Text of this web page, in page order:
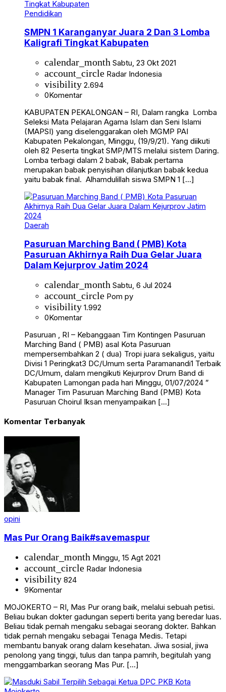
Pendidikan
SMPN 1 Karanganyar Juara 2 Dan 3 Lomba
Kaligrafi Tingkat Kabupaten
calendar_month Sabtu, 23 Okt 2021
account_circle Radar Indonesia
visibility 2.694
0Komentar
KABUPATEN PEKALONGAN – RI, Dalam rangka Lomba
Seleksi Mata Pelajaran Agama Islam dan Seni Islami
(MAPSI) yang diselenggarakan oleh MGMP PAI
Kabupaten Pekalongan, Minggu, (19/9/21). Yang diikuti
oleh 82 Peserta tingkat SMP/MTS melalui sistem Daring.
Lomba terbagi dalam 2 babak, Babak pertama
merupakan babak penyisihan dilanjutkan babak kedua
yaitu babak final. Alhamdulillah siswa SMPN 1 […]
Daerah
Pasuruan Marching Band ( PMB) Kota
Pasuruan Akhirnya Raih Dua Gelar Juara
Dalam Kejurprov Jatim 2024
calendar_month Sabtu, 6 Jul 2024
account_circle Pom py
visibility 1.992
0Komentar
Pasuruan , RI – Kebanggaan Tim Kontingen Pasuruan
Marching Band ( PMB) asal Kota Pasuruan
mempersembahkan 2 ( dua) Tropi juara sekaligus, yaitu
Divisi 1 Peringkat3 DC/Umum serta Paramanandi1 Terbaik
DC/Umum, dalam mengikuti Kejurprov Drum Band di
Kabupaten Lamongan pada hari Minggu, 01/07/2024 ”
Manager Tim Pasuruan Marching Band (PMB) Kota
Pasuruan Choirul Iksan menyampaikan […]
Komentar Terbanyak
opini
Mas Pur Orang Baik#savemaspur
calendar_month Minggu, 15 Agt 2021
account_circle Radar Indonesia
visibility 824
9Komentar
MOJOKERTO – RI, Mas Pur orang baik, melalui sebuah petisi.
Beliau bukan dokter gadungan seperti berita yang beredar luas.
Beliau tidak pernah mengaku sebagai seorang dokter. Bahkan
tidak pernah mengaku sebagai Tenaga Medis. Tetapi
membantu banyak orang dalam kesehatan. Jiwa sosial, jiwa
penolong yang tinggi, tulus dan tanpa pamrih, begitulah yang
menggambarkan seorang Mas Pur. […]